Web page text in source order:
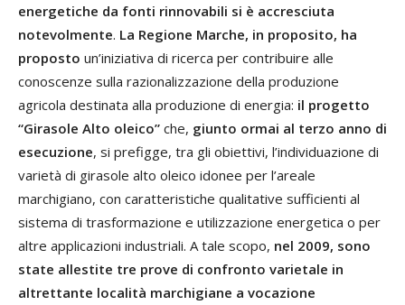
energetiche da fonti rinnovabili si è accresciuta
notevolmente. La Regione Marche, in proposito, ha
proposto un’iniziativa di ricerca per contribuire alle
conoscenze sulla razionalizzazione della produzione
agricola destinata alla produzione di energia: il progetto
“Girasole Alto oleico” che, giunto ormai al terzo anno di
esecuzione, si prefigge, tra gli obiettivi, l’individuazione di
varietà di girasole alto oleico idonee per l’areale
marchigiano, con caratteristiche qualitative sufficienti al
sistema di trasformazione e utilizzazione energetica o per
altre applicazioni industriali. A tale scopo, nel 2009, sono
state allestite tre prove di confronto varietale in
altrettante località marchigiane a vocazione